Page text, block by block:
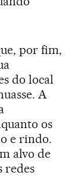
por fim,
do local
A
os
e rindo.
alvo de
redes